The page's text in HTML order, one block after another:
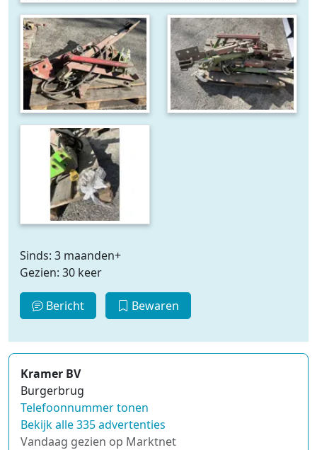
Sinds: 3 maanden+
Gezien: 30 keer
Bericht Bewaren
Kramer BV
Burgerbrug
Telefoonnummer tonen
Bekijk alle 335 advertenties
Vandaag gezien op Marktnet